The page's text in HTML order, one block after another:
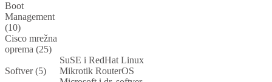
Boot
Management
(10)
Cisco mrežna
oprema (25)
Softver (5)
SuSE i RedHat Linux
Mikrotik RouterOS